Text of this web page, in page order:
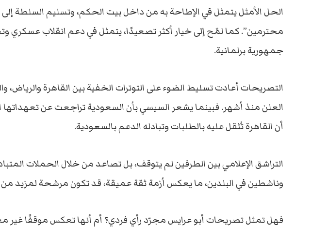
الحل الأمثل يتمثل في الإطاحة به من داخل بيت الحكم، وتسليم السلطة إلى
محترمين”. كما لمّح إلى خيار أكثر تصعيدًا، يتمثل في دعم انقلاب عسكري
جمهورية برلمانية.
التصريحات أعادت تسليط الضوء على التوترات الخفية بين القاهرة والرياض،
العلن منذ أشهر. فبينما يشعر السيسي بأن السعودية تراجعت عن تعهداتها
أن القاهرة تُثقل عليه بالطلبات وتبادله الدعم بالسعودية.
التراشق الإعلامي بين الطرفين لم يتوقف، بل تصاعد من خلال الحملات
وناشطين في البلدين، ما يعكس أزمة ثقة عميقة، قد تكون مرشحة لمزيد من
فهل تمثل تصريحات أبو عرايس مجرّد رأي فردي؟ أم أنها تعكس موقفًا غير